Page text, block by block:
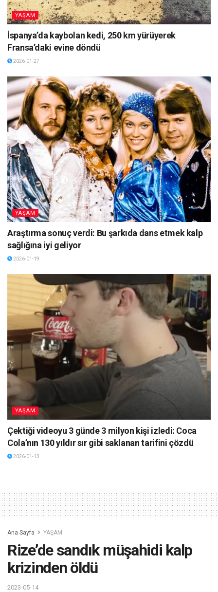
YAŞAM
İspanya’da kaybolan kedi, 250 km yürüyerek
Fransa’daki evine döndü
2026-01-27
YAŞAM
Araştırma sonuç verdi: Bu şarkıda dans etmek kalp
sağlığına iyi geliyor
2026-01-19
YAŞAM
Çektiği videoyu 3 günde 3 milyon kişi izledi: Coca
Cola’nın 130 yıldır sır gibi saklanan tarifini çözdü
2026-01-13
Ana Sayfa YAŞAM
Rize’de sandık müşahidi kalp
krizinden öldü
2023-05-14